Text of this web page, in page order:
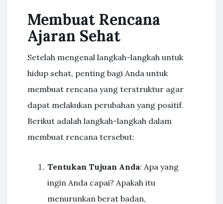
Membuat Rencana
Ajaran Sehat
Setelah mengenal langkah-langkah untuk
hidup sehat, penting bagi Anda untuk
membuat rencana yang terstruktur agar
dapat melakukan perubahan yang positif.
Berikut adalah langkah-langkah dalam
membuat rencana tersebut:
Tentukan Tujuan Anda: Apa yang
ingin Anda capai? Apakah itu
menurunkan berat badan,